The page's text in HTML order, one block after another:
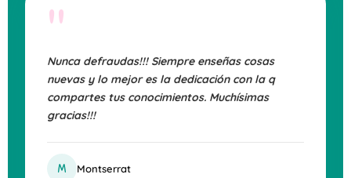
"
Nunca defraudas!!! Siempre enseñas cosas
nuevas y lo mejor es la dedicación con la q
compartes tus conocimientos. Muchísimas
gracias!!!
M Montserrat